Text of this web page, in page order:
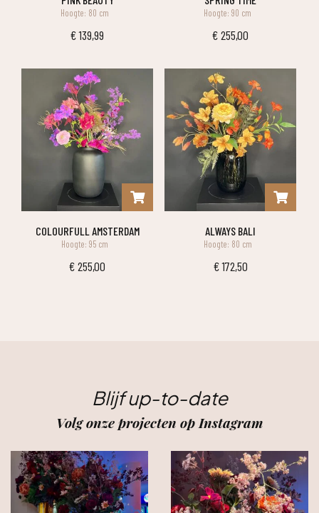
Hoogte: 80 cm
€139,99
Hoogte: 90 cm
€255,00
COLOURFULL AMSTERDAM
Hoogte: 95 cm
€255,00
ALWAYS BALI
Hoogte: 80 cm
€172,50
Blijf up-to-date
Volg onze projecten op Instagram